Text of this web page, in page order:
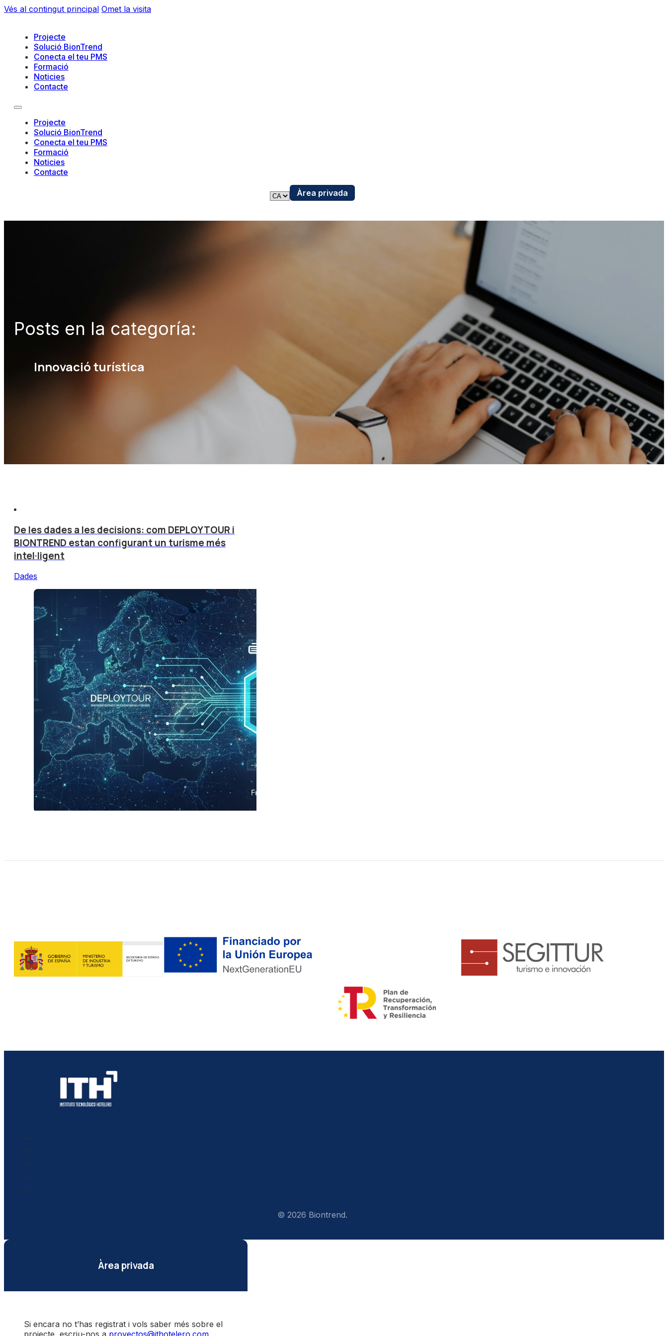
Vés al contingut principal Omet la visita
Projecte
Solució BionTrend
Conecta el teu PMS
Formació
Noticies
Contacte
Projecte
Solució BionTrend
Conecta el teu PMS
Formació
Noticies
Contacte
Àrea privada
Posts en la categoría:
Innovació turística
De les dades a les decisions: com DEPLOYTOUR i
BIONTREND estan configurant un turisme més
intel·ligent
Dades
© 2026 Biontrend.
Àrea privada
Si encara no t’has registrat i vols saber més sobre el
projecte, escriu-nos a proyectos@ithotelero.com